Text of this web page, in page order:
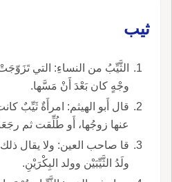
ثيب
الثَّيِّبُ من النساءِ: التي
وجْهٍ كان بَعْدَ أَنْ مَسَّها.
قال أَبو الهيثم: امرأَةٌ ثَيِّبٌ
عنها زوجُها، أَو طُلِّقت ثم
قا صاحب العين: ولا يقال ذلك
ولَدُ الثَّيِّبَيْن وولد البِكْرَيْنِ.